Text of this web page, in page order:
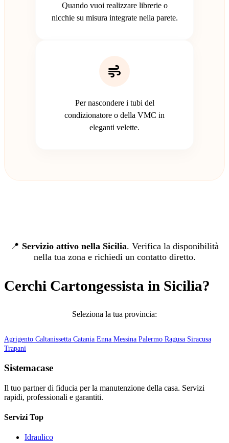
Quando vuoi realizzare librerie o
nicchie su misura integrate nella parete.
Per nascondere i tubi del
condizionatore o della VMC in
eleganti velette.
📍 Servizio attivo nella Sicilia. Verifica la disponibilità
nella tua zona e richiedi un contatto diretto.
Cerchi Cartongessista in Sicilia?
Seleziona la tua provincia:
Agrigento Caltanissetta Catania Enna Messina Palermo Ragusa Siracusa
Trapani
Sistemacase
Il tuo partner di fiducia per la manutenzione della casa. Servizi
rapidi, professionali e garantiti.
Servizi Top
Idraulico